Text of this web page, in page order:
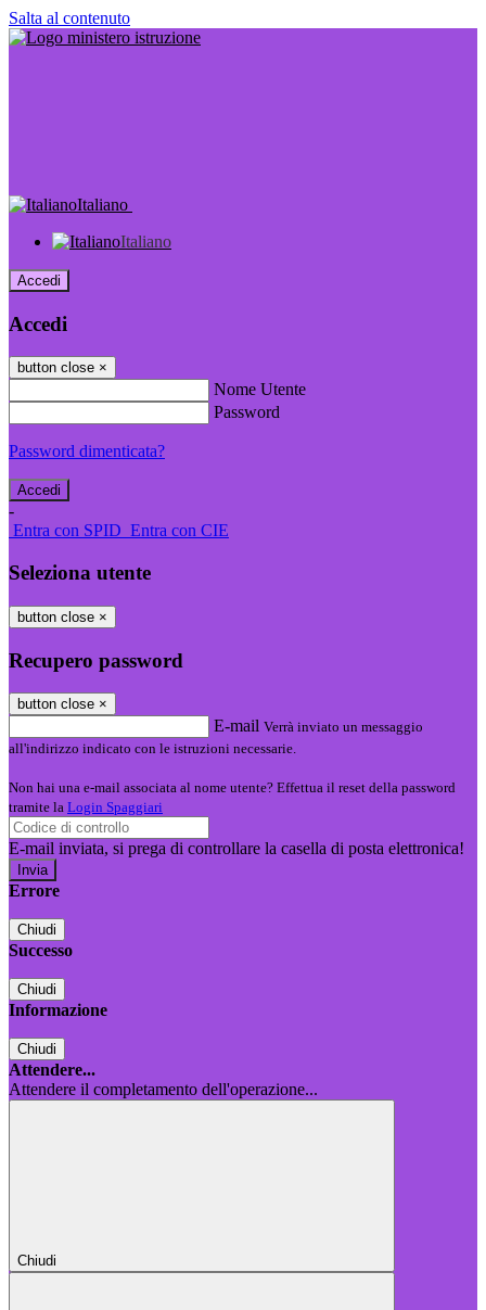
Salta al contenuto
Italiano
Italiano
Accedi
Accedi
button close ×
Nome Utente
Password
Password dimenticata?
-
Entra con SPID Entra con CIE
Seleziona utente
button close ×
Recupero password
button close ×
E-mail Verrà inviato un messaggio
all'indirizzo indicato con le istruzioni necessarie.
Non hai una e-mail associata al nome utente? Effettua il reset della password
tramite la Login Spaggiari
E-mail inviata, si prega di controllare la casella di posta elettronica!
Errore
Chiudi
Successo
Chiudi
Informazione
Chiudi
Attendere...
Attendere il completamento dell'operazione...
Chiudi